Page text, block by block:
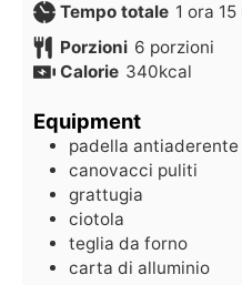
Tempo totale 1 ora 15
Porzioni 6 porzioni
Calorie 340kcal
Equipment
padella
canovacci puliti
grattugia
ciotola
teglia da forno
carta di alluminio